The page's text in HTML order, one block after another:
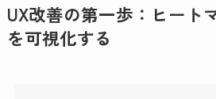
UX改善の第一歩：ヒート
を可視化する